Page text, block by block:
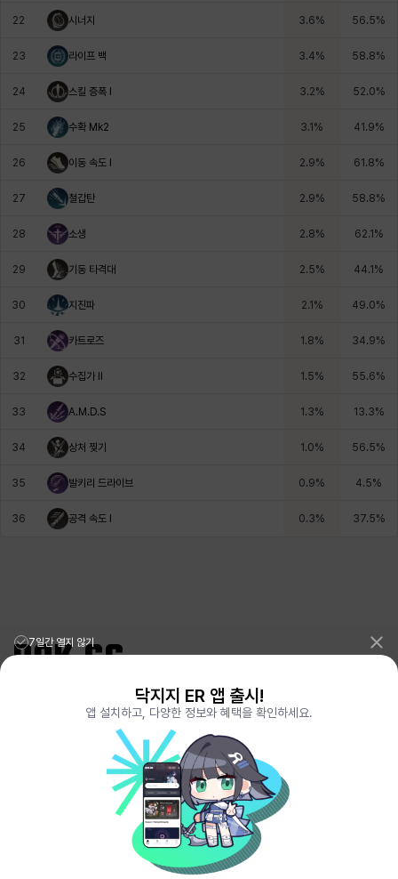
22 시너지 3.6% 56.5%
23 라이프 백 3.4% 58.8%
24 스킬 증폭 I 3.2% 52.0%
25 수확 Mk2 3.1% 41.9%
26 이동 속도 I 2.9% 61.8%
27 철갑탄 2.9% 58.8%
28 소생 2.8% 62.1%
29 기동 타격대 2.5% 44.1%
30 지진파 2.1% 49.0%
31 카트로즈 1.8% 34.9%
32 수집가 II 1.5% 55.6%
33 A.M.D.S 1.3% 13.3%
34 상처 찢기 1.0% 56.5%
35 발키리 드라이브 0.9% 4.5%
36 공격 속도 I 0.3% 37.5%
리그오브레전드 전적검색 포로지지PORO.GG
전략적팀전투 TFT 전적검색 롤체지지 LOLCHESS.GG
메이플스토리 종합통계MAPLE.GG
VALORANT.DAK.GG
배틀그라운드 전적검색PUBG.DAK.GG
이터널 리턴 전적검색ER.DAK.GG
GENSHIN.DAK.GG
DEADLOCK.DAK.GG
7일간 열지 않기
닥지지 ER 앱 출시!
앱 설치하고, 다양한 정보와 혜택을 확인하세요.